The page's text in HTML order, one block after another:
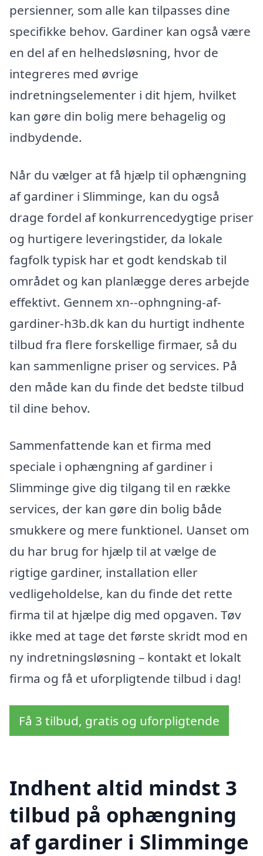
persienner, som alle kan tilpasses dine
specifikke behov. Gardiner kan også være
en del af en helhedsløsning, hvor de
integreres med øvrige
indretningselementer i dit hjem, hvilket
kan gøre din bolig mere behagelig og
indbydende.
Når du vælger at få hjælp til ophængning
af gardiner i Slimminge, kan du også
drage fordel af konkurrencedygtige priser
og hurtigere leveringstider, da lokale
fagfolk typisk har et godt kendskab til
området og kan planlægge deres arbejde
effektivt. Gennem xn--ophngning-af-
gardiner-h3b.dk kan du hurtigt indhente
tilbud fra flere forskellige firmaer, så du
kan sammenligne priser og services. På
den måde kan du finde det bedste tilbud
til dine behov.
Sammenfattende kan et firma med
speciale i ophængning af gardiner i
Slimminge give dig tilgang til en række
services, der kan gøre din bolig både
smukkere og mere funktionel. Uanset om
du har brug for hjælp til at vælge de
rigtige gardiner, installation eller
vedligeholdelse, kan du finde det rette
firma til at hjælpe dig med opgaven. Tøv
ikke med at tage det første skridt mod en
ny indretningsløsning – kontakt et lokalt
firma og få et uforpligtende tilbud i dag!
Få 3 tilbud, gratis og uforpligtende
Indhent altid mindst 3
tilbud på ophængning
af gardiner i Slimminge